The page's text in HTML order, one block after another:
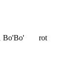
Bo'Bo' rot